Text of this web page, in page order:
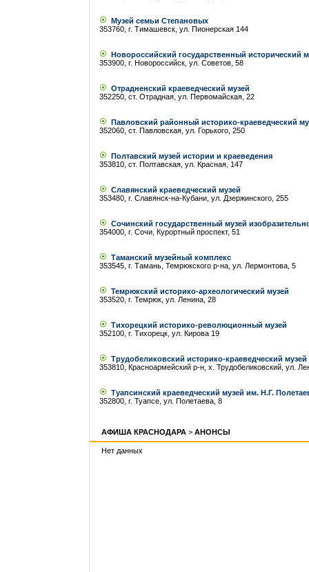
Музей семьи Степановых
353760, г. Тимашевск, ул. Пионерская 144
Новороссийский государственный исторический
353900, г. Новороссийск, ул. Советов, 58
Отрадненский краеведческий музей
352250, ст. Отрадная, ул. Первомайская, 22
Павловский районный историко-краеведческий
352060, ст. Павловская, ул. Горького, 250
Полтавский музей истории и краеведения
353810, ст. Полтавская, ул. Красная, 147
Славянский краеведческий музей
353480, г. Славянск-на-Кубани, ул. Дзержинского, 255
Сочинский государственный музей
354000, г. Сочи, Курортный проспект, 51
Таманский музейный комплекс
353545, г. Тамань, Темрюкского р-на, ул. Лермонтова, 5
Темрюкский историко-археологический музей
353520, г. Темрюк, ул. Ленина, 28
Тихорецкий историко-революционный музей
352100, г. Тихорецк, ул. Кирова 19
Трудобеликовский историко-краеведческий музей
353810, Красноармейский р-н, х. Трудобеликовский, ул.
Туапсинский краеведческий музей им. Н.Г.
352800, г. Туапсе, ул. Полетаева, 8
АФИША КРАСНОДАРА > АНОНСЫ
Нет данных